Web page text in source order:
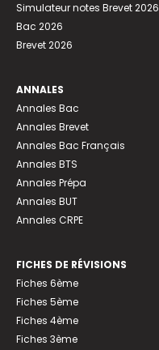
Simulateur notes Brevet 2026
Bac 2026
Brevet 2026
ANNALES
Annales Bac
Annales Brevet
Annales Bac Français
Annales BTS
Annales Prépa
Annales BUT
Annales CRPE
FICHES DE RÉVISIONS
Fiches 6ème
Fiches 5ème
Fiches 4ème
Fiches 3ème